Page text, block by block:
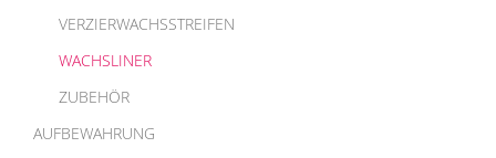
VERZIERWACHSSTREIFEN
WACHSLINER
ZUBEHÖR
AUFBEWAHRUNG